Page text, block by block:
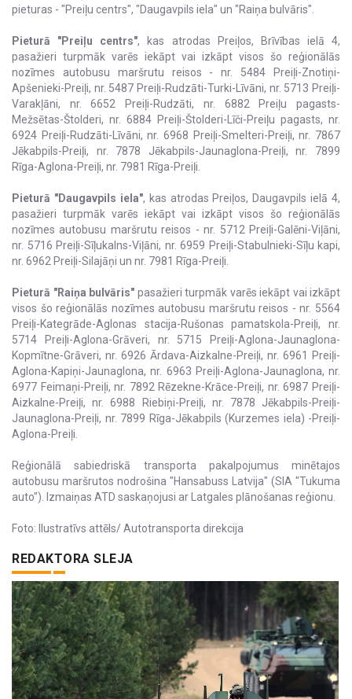
pieturas - "Preiļu centrs", "Daugavpils iela" un "Raiņa bulvāris".
Pieturā "Preiļu centrs", kas atrodas Preiļos, Brīvības ielā 4,
pasažieri turpmāk varēs iekāpt vai izkāpt visos šo reģionālās
nozīmes autobusu maršrutu reisos - nr. 5484 Preiļi-Znotiņi-
Apšenieki-Preiļi, nr. 5487 Preiļi-Rudzāti-Turki-Līvāni, nr. 5713 Preiļi-
Varakļāni, nr. 6652 Preiļi-Rudzāti, nr. 6882 Preiļu pagasts-
Mežsētas-Štolderi, nr. 6884 Preiļi-Štolderi-Līči-Preiļu pagasts, nr.
6924 Preiļi-Rudzāti-Līvāni, nr. 6968 Preiļi-Smelteri-Preiļi, nr. 7867
Jēkabpils-Preiļi, nr. 7878 Jēkabpils-Jaunaglona-Preiļi, nr. 7899
Rīga-Aglona-Preiļi, nr. 7981 Rīga-Preiļi.
Pieturā "Daugavpils iela", kas atrodas Preiļos, Daugavpils ielā 4,
pasažieri turpmāk varēs iekāpt vai izkāpt visos šo reģionālās
nozīmes autobusu maršrutu reisos - nr. 5712 Preiļi-Galēni-Viļāni,
nr. 5716 Preiļi-Sīļukalns-Viļāni, nr. 6959 Preiļi-Stabulnieki-Sīļu kapi,
nr. 6962 Preiļi-Silajāņi un nr. 7981 Rīga-Preiļi.
Pieturā "Raiņa bulvāris" pasažieri turpmāk varēs iekāpt vai izkāpt
visos šo reģionālās nozīmes autobusu maršrutu reisos - nr. 5564
Preiļi-Kategrāde-Aglonas stacija-Rušonas pamatskola-Preiļi, nr.
5714 Preiļi-Aglona-Grāveri, nr. 5715 Preiļi-Aglona-Jaunaglona-
Kopmītne-Grāveri, nr. 6926 Ārdava-Aizkalne-Preiļi, nr. 6961 Preiļi-
Aglona-Kapiņi-Jaunaglona, nr. 6963 Preiļi-Aglona-Jaunaglona, nr.
6977 Feimaņi-Preiļi, nr. 7892 Rēzekne-Krāce-Preiļi, nr. 6987 Preiļi-
Aizkalne-Preiļi, nr. 6988 Riebiņi-Preiļi, nr. 7878 Jēkabpils-Preiļi-
Jaunaglona-Preiļi, nr. 7899 Rīga-Jēkabpils (Kurzemes iela) -Preiļi-
Aglona-Preiļi.
Reģionālā sabiedriskā transporta pakalpojumus minētajos
autobusu maršrutos nodrošina "Hansabuss Latvija" (SIA "Tukuma
auto"). Izmaiņas ATD saskaņojusi ar Latgales plānošanas reģionu.
Foto: Ilustratīvs attēls/ Autotransporta direkcija
REDAKTORA SLEJA